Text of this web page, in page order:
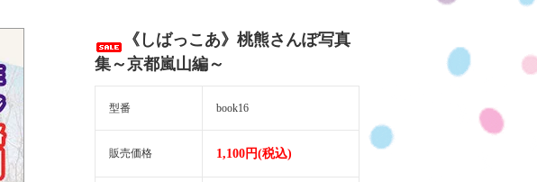
《しばっこあ》桃熊さんぽ写真
集～京都嵐山編～
型番 book16
販売価格 1,100円(税込)